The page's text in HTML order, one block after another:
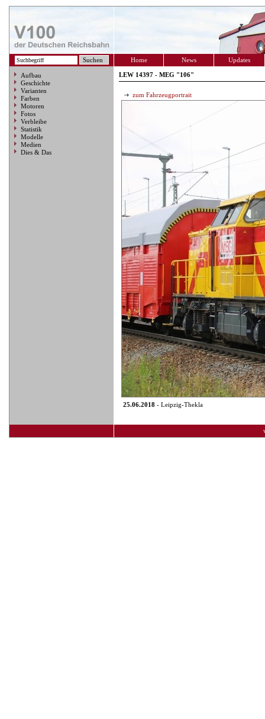
Home News Updates
Aufbau
Geschichte
Varianten
Farben
Motoren
Fotos
Verbleibe
Statistik
Modelle
Medien
Dies & Das
LEW 14397 - MEG "106"
zum Fahrzeugportrait
25.06.2018 - Leipzig-Thekla